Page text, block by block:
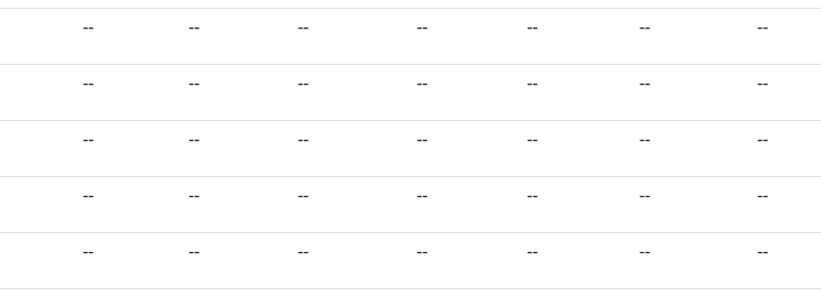
-- -- -- -- -- -- --
-- -- -- -- -- -- --
-- -- -- -- -- -- --
-- -- -- -- -- -- --
-- -- -- -- -- -- --